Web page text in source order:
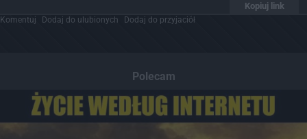
Kopiuj link
Komentuj Dodaj do ulubionych Dodaj do przyjaciół
Polecam